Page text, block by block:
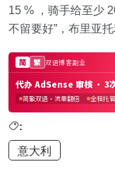
15 % ，骑手给至少
不留要好”，布里亚托
:
意大利